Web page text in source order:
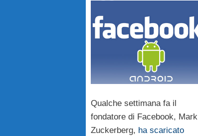
Qualche settimana fa il
fondatore di Facebook, Mark
Zuckerberg, ha scaricato